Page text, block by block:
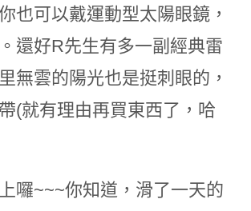
也可以戴運動型太陽眼鏡，
還好R先生有多一副經典雷
無雲的陽光也是挺刺眼的，
(就有理由再買東西了，哈
囉~~~你知道，滑了一天的